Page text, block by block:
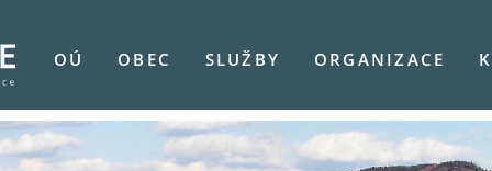
OÚ OBEC SLUŽBY ORGANIZACE